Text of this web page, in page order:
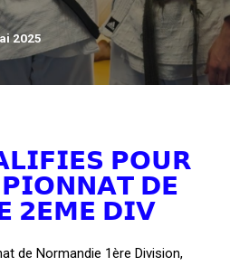
2025
𝗣𝗢𝗨𝗥
𝗗𝗘
𝟮𝗘𝗠𝗘 𝗗𝗜𝗩
de Normandie 1ère Division,